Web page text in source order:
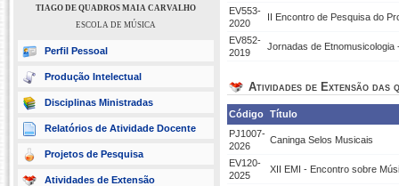
TIAGO DE QUADROS MAIA CARVALHO
ESCOLA DE MÚSICA
Perfil Pessoal
Produção Intelectual
Disciplinas Ministradas
Relatórios de Atividade Docente
Projetos de Pesquisa
Atividades de Extensão
EV553-
2020
II Encontro de Pesquisa do
EV852-
2019
Jornadas de Etnomusicologia
Atividades de Extensão das
Código Título
PJ1007-
2026
Caninga Selos Musicais
EV120-
2025
XII EMI - Encontro sobre